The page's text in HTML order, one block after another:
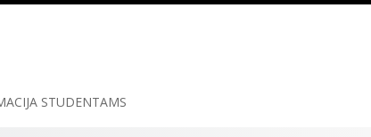
STUDENTAMS